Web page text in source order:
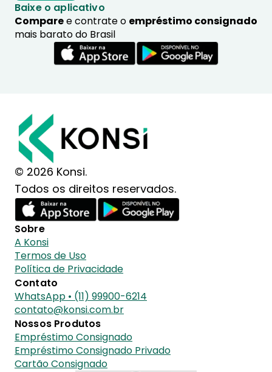
Baixe o aplicativo
Comparee contrate o empréstimo consignado
mais barato do Brasil
© 2026 Konsi.
Todos os direitos reservados.
Sobre
A Konsi
Termos de Uso
Política de Privacidade
Contato
WhatsApp • (11) 99900-6214
contato@konsi.com.br
Nossos Produtos
Empréstimo Consignado
Empréstimo Consignado Privado
Cartão Consignado